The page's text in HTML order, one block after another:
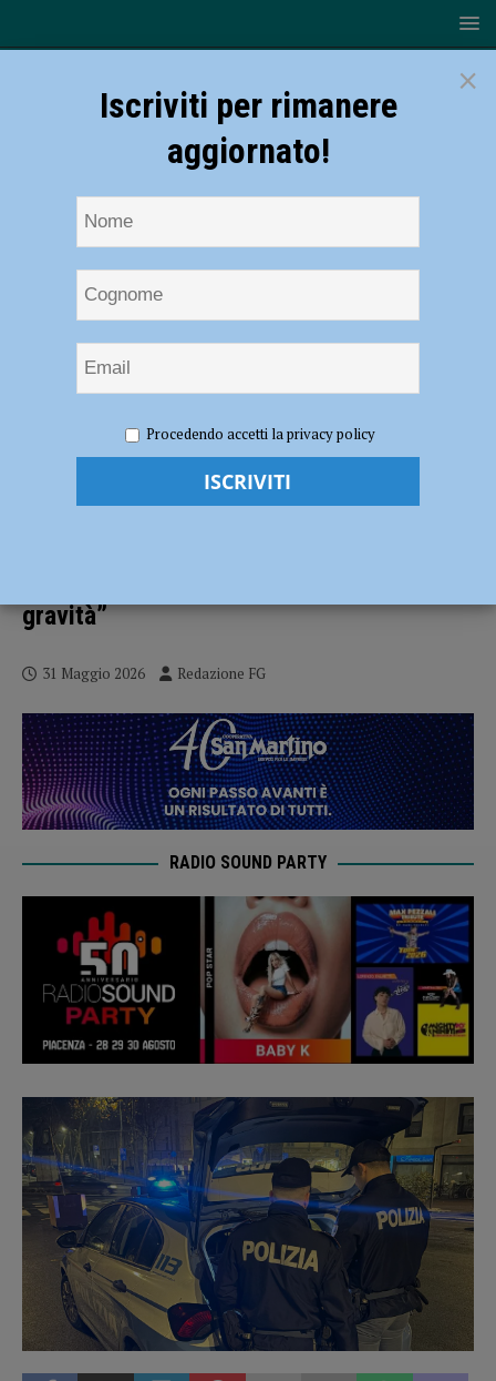
al sindacalista Marco Pascai, le reazioni del mondo politico: “Episodio
inquietante e di enorme gravità”
Aggressione al sindacalista Marco
gravità”
31 Maggio 2026 Redazione FG
RADIO SOUND PARTY
×
Iscriviti per rimanere
aggiornato!
Procedendo accetti la privacy policy